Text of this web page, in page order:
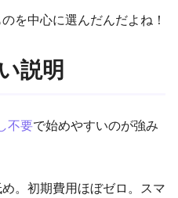
を中心に選んだんだよね！
説明
不要で始めやすいのが強み
。初期費用ほぼゼロ。スマ